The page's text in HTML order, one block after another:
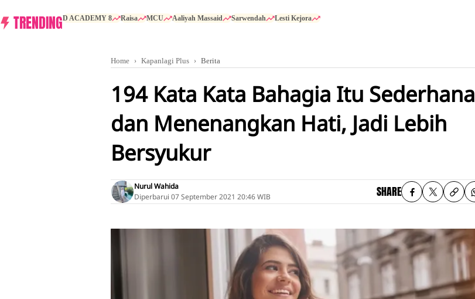
TRENDINGD ACADEMY 8 Raisa MCU Aaliyah Massaid Sarwendah Lesti Kejora
Home Kapanlagi Plus Berita
194 Kata Kata Bahagia Itu Sederhana
dan Menenangkan Hati, Jadi Lebih
Bersyukur
Nurul Wahida
Diperbarui 07 September 2021 20:46 WIB SHARE